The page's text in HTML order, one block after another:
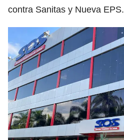
contra Sanitas y Nueva EPS.